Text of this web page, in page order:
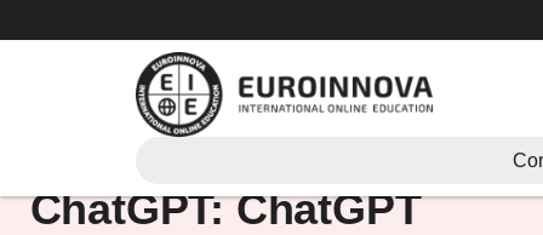
al
Come sbloccare
ChatGPT: ChatGPT